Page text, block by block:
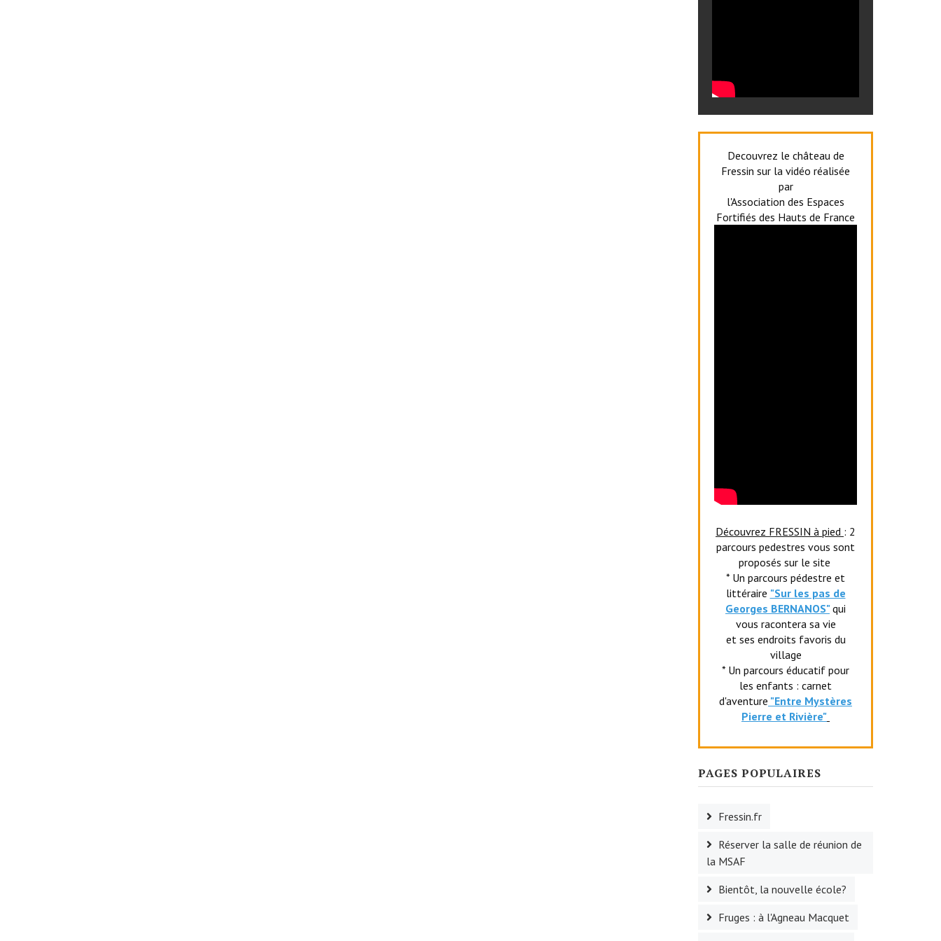
Decouvrez le château de
Fressin sur la vidéo réalisée
par
l'Association des Espaces
Fortifiés des Hauts de France
Découvrez FRESSIN à pied : 2
parcours pedestres vous sont
proposés sur le site
* Un parcours pédestre et
littéraire "Sur les pas de
Georges BERNANOS" qui
vous racontera sa vie
et ses endroits favoris du
village
* Un parcours éducatif pour
les enfants : carnet
d'aventure "Entre Mystères
Pierre et Rivière"
PAGES POPULAIRES
Fressin.fr
Réserver la salle de réunion de
la MSAF
Bientôt, la nouvelle école?
Fruges : à l'Agneau Macquet